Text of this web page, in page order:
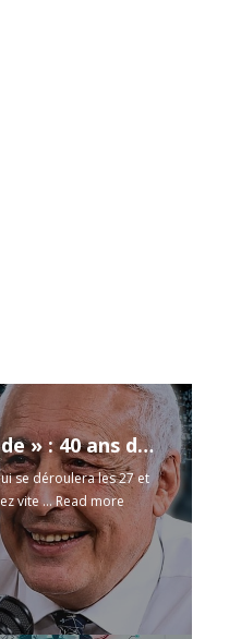
« On fabrique une société malade » : 40 ans de colère d’un médecin homéopathe
se déroulera les 27 et
vite ...Read more